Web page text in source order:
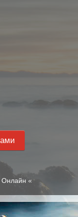
Онлайн «